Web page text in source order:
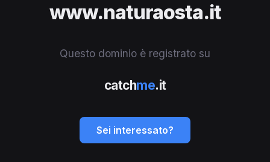
www.naturaosta.it
Questo dominio è registrato su
catchme.it
Sei interessato?